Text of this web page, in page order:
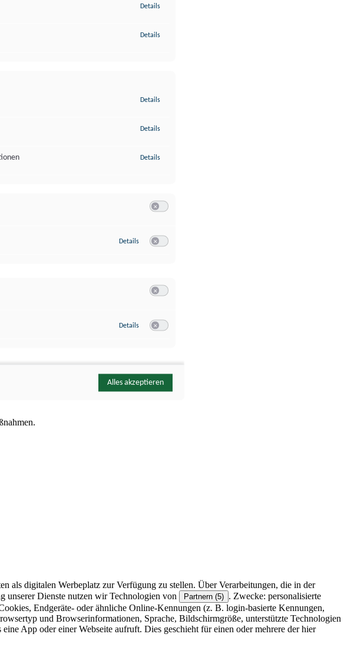
als digitalen Werbeplatz zur Verfügung zu stellen. Über Verarbeitungen, die in der
unserer Dienste nutzen wir Technologien von Partnern (5) . Zwecke: personalisierte
Endgeräte- oder ähnliche Online-Kennungen (z. B. login-basierte Kennungen,
und Browserinformationen, Sprache, Bildschirmgröße, unterstützte Technologien
App oder einer Webseite aufruft. Dies geschieht für einen oder mehrere der hier
Details
Details
Details
Details
Details
Details zu Google Analytics
Details zu YouTube
Alles akzeptieren